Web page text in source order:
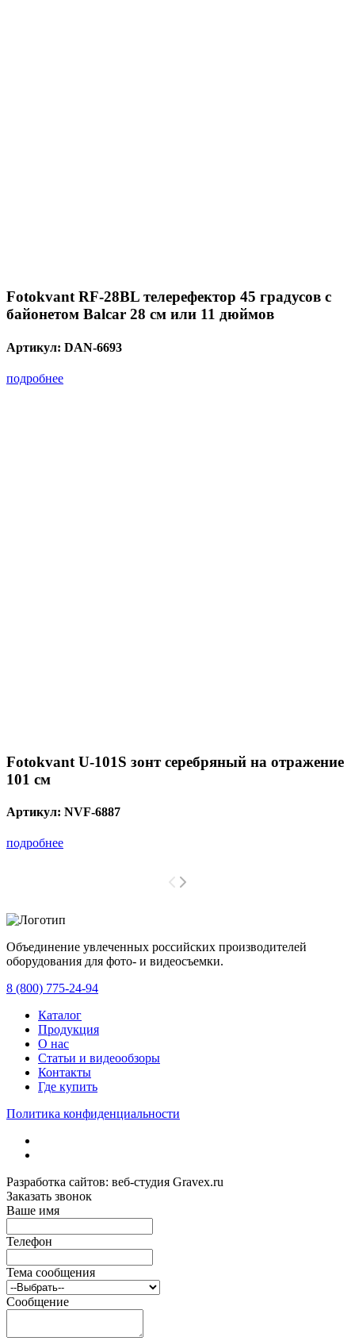
Fotokvant RF-28BL телерефектор 45 градусов с
байонетом Balcar 28 см или 11 дюймов
Артикул: DAN-6693
подробнее
Fotokvant U-101S зонт серебряный на отражение
101 см
Артикул: NVF-6887
подробнее
Объединение увлеченных российских производителей
оборудования для фото- и видеосъемки.
8 (800) 775-24-94
Каталог
Продукция
О нас
Статьи и видеообзоры
Контакты
Где купить
Политика конфиденциальности
Разработка сайтов: веб-студия Gravex.ru
Заказать звонок
Ваше имя
Телефон
Тема сообщения
Сообщение